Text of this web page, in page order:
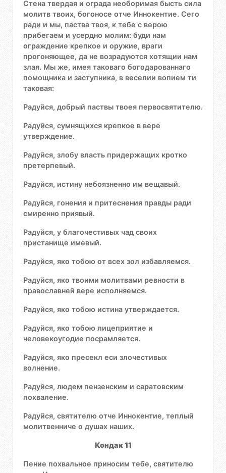
Стена твердая и ограда необоримая бысть сила
молитв твоих, богоносе отче Иннокентие. Сего
ради и мы, паства твоя, к тебе с верою
прибегаем и усердно молим: буди нам
ограждение крепкое и оружие, враги
прогоняющее, да не возрадуются хотящии нам
злая. Мы же, имея таковаго богодарованнаго
помощника и заступника, в веселии вопием ти
таковая:
Радуйся, добрый паствы твоея первосвятителю.
Радуйся, сумнящихся крепкое в вере
утверждение.
Радуйся, злобу власть придержащих кротко
претерпевый.
Радуйся, истину небоязненно им вещавый.
Радуйся, гонения и притеснения правды ради
смиренно приявый.
Радуйся, у благочестивых чад своих
пристанище имевый.
Радуйся, яко тобою от всех зол избавляемся.
Радуйся, яко твоими молитвами ревности в
православней вере исполняемся.
Радуйся, яко тобою истина утверждается.
Радуйся, яко тобою лицеприятие и
человекоугодие посрамляется.
Радуйся, яко пресекл еси злочестивых
волнение.
Радуйся, людем пензенским и саратовским
похваление.
Радуйся, святителю отче Иннокентие, теплый
молитвенниче о душах наших.
Кондак 11
Пение похвальное приносим тебе, святителю